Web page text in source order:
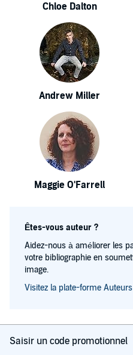
Chloe Dalton
Andrew Miller
Maggie O'Farrell
Êtes-vous auteur ?
Aidez-nous à améliorer les
votre bibliographie en
image.
Visitez la plate-forme
Saisir un code promotionnel